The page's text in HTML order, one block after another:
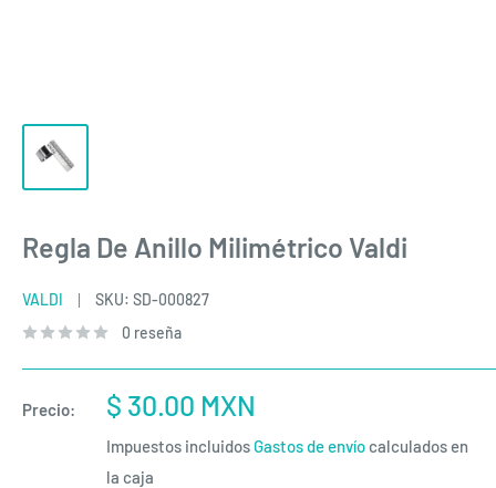
Regla De Anillo Milimétrico Valdi
VALDI SKU: SD-000827
0 reseña
Precio:
Precio
de
venta
$ 30.00 MXN
Impuestos incluidos Gastos de envío calculados en
la caja